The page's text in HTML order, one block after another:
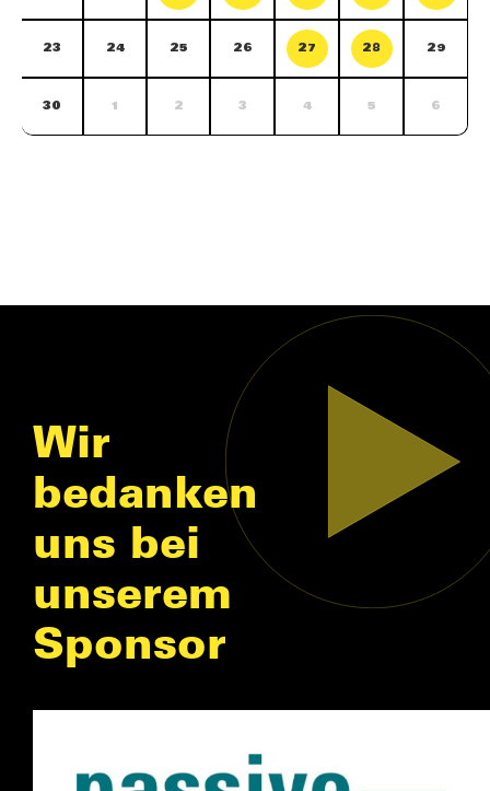
23 24 25 26 27 28 29
30 1 2 3 4 5 6
Wir
bedanken
uns bei
unserem
Sponsor